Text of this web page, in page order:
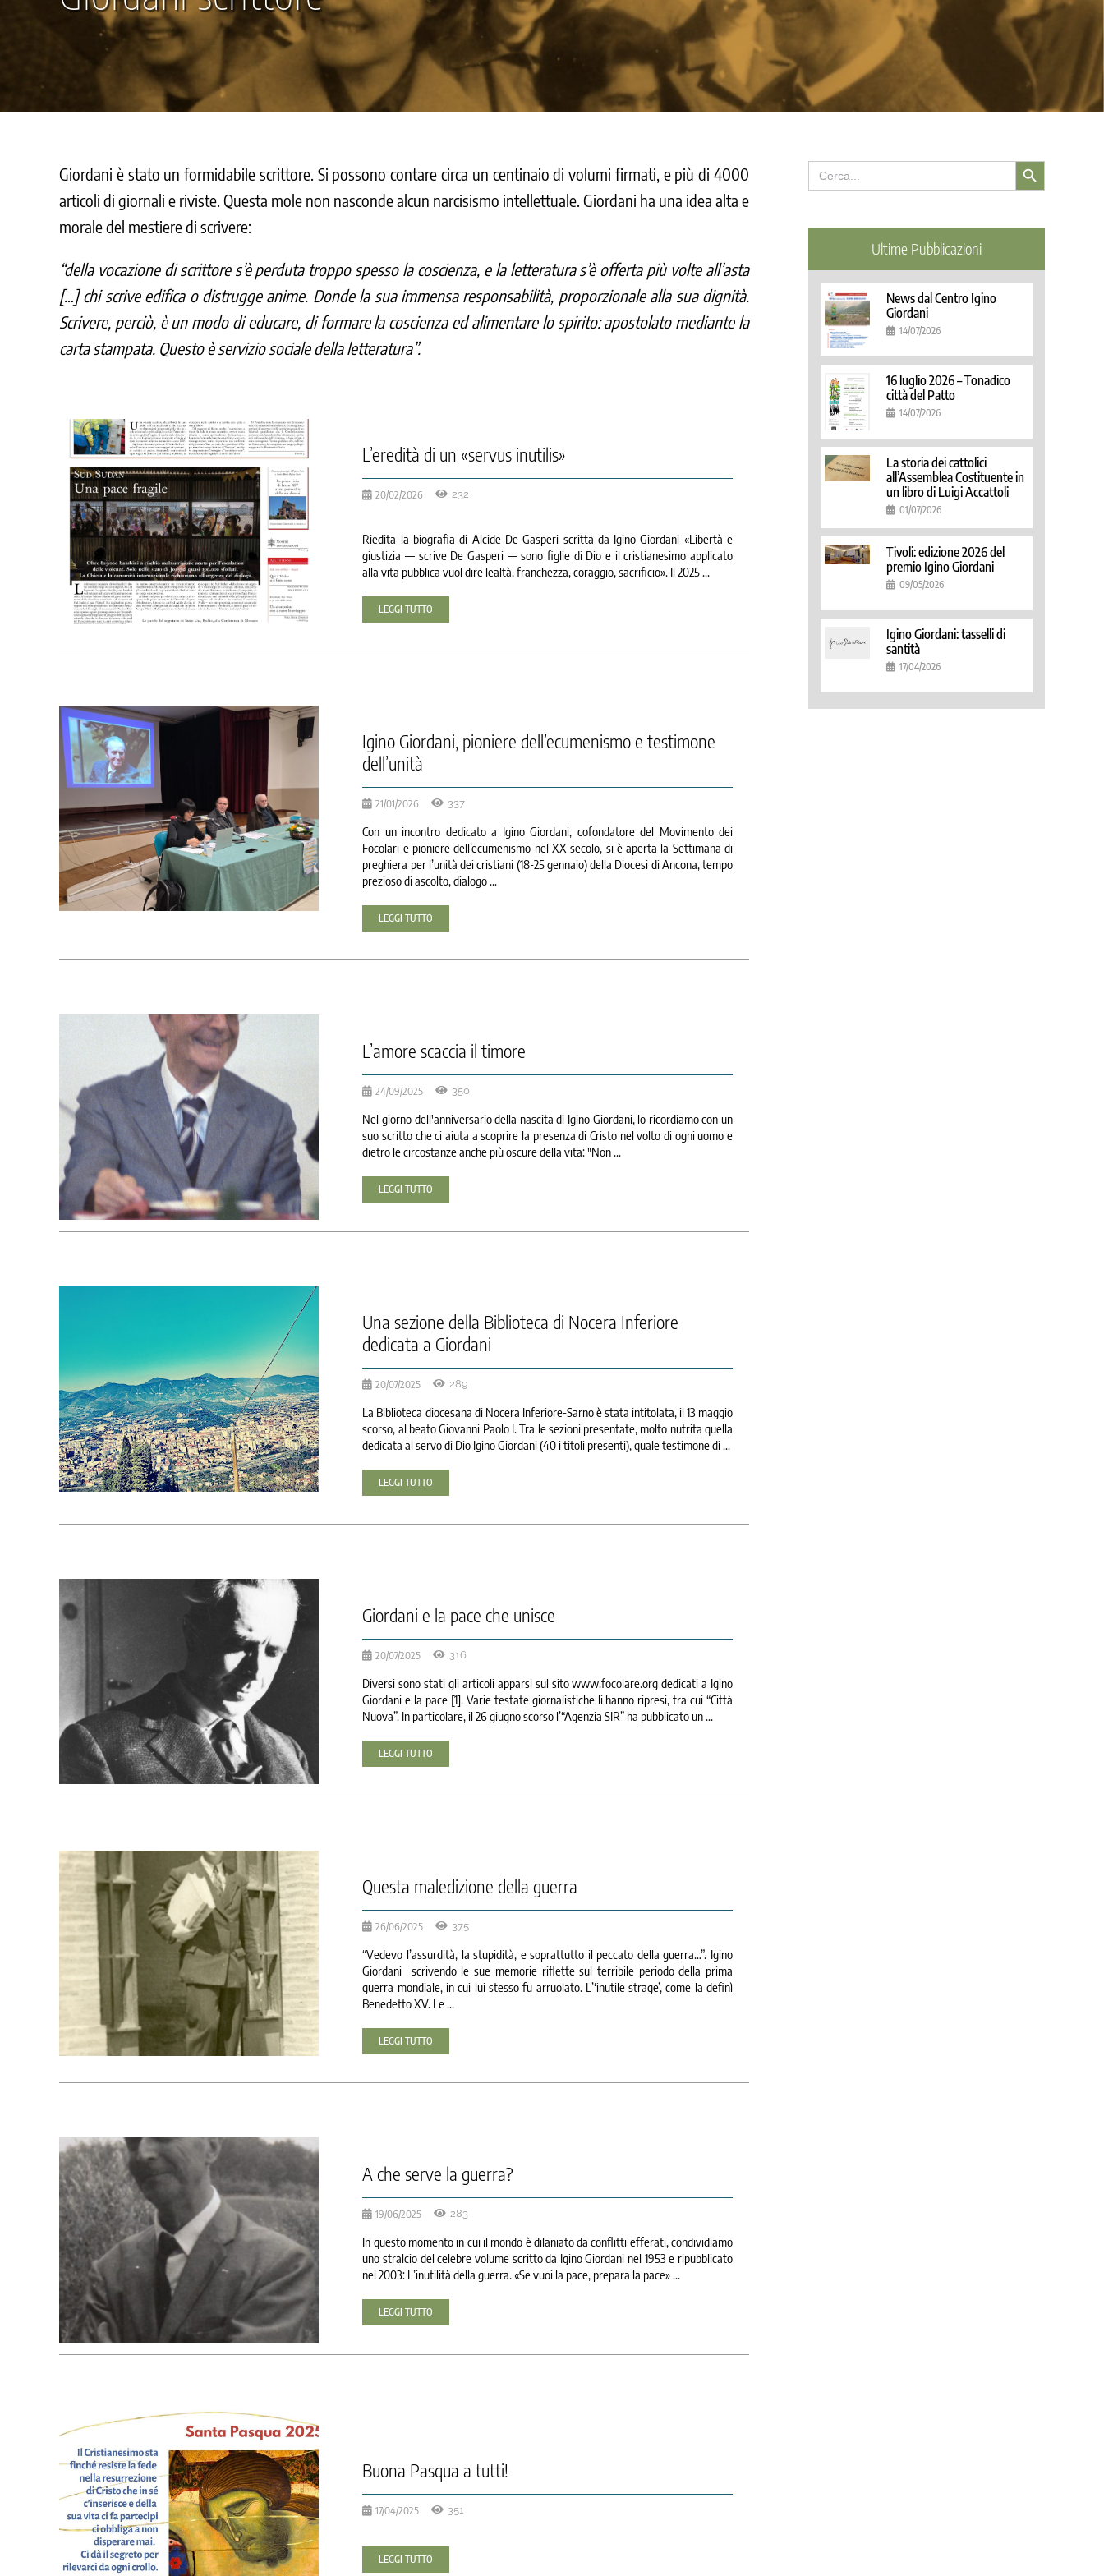
Giordani è stato un formidabile scrittore. Si possono contare circa un centinaio di volumi firmati, e più di 4000
articoli di giornali e riviste. Questa mole non nasconde alcun narcisismo intellettuale. Giordani ha una idea alta e
morale del mestiere di scrivere:
“della vocazione di scrittore s’è perduta troppo spesso la coscienza, e la letteratura s’è offerta più volte all’asta
[…] chi scrive edifica o distrugge anime. Donde la sua immensa responsabilità, proporzionale alla sua dignità.
Scrivere, perciò, è un modo di educare, di formare la coscienza ed alimentare lo spirito: apostolato mediante la
carta stampata. Questo è servizio sociale della letteratura”.
L’eredità di un «servus inutilis»
20/02/2026 232
Riedita la biografia di Alcide De Gasperi scritta da Igino Giordani «Libertà e
giustizia — scrive De Gasperi — sono figlie di Dio e il cristianesimo applicato
alla vita pubblica vuol dire lealtà, franchezza, coraggio, sacrificio». Il 2025 ...
LEGGI TUTTO
Igino Giordani, pioniere dell’ecumenismo e testimone
dell’unità
21/01/2026 337
Con un incontro dedicato a Igino Giordani, cofondatore del Movimento dei
Focolari e pioniere dell’ecumenismo nel XX secolo, si è aperta la Settimana di
preghiera per l’unità dei cristiani (18-25 gennaio) della Diocesi di Ancona, tempo
prezioso di ascolto, dialogo ...
LEGGI TUTTO
L’amore scaccia il timore
24/09/2025 350
Nel giorno dell'anniversario della nascita di Igino Giordani, lo ricordiamo con un
suo scritto che ci aiuta a scoprire la presenza di Cristo nel volto di ogni uomo e
dietro le circostanze anche più oscure della vita: "Non ...
LEGGI TUTTO
Una sezione della Biblioteca di Nocera Inferiore
dedicata a Giordani
20/07/2025 289
La Biblioteca diocesana di Nocera Inferiore-Sarno è stata intitolata, il 13 maggio
scorso, al beato Giovanni Paolo I. Tra le sezioni presentate, molto nutrita quella
dedicata al servo di Dio Igino Giordani (40 i titoli presenti), quale testimone di ...
LEGGI TUTTO
Giordani e la pace che unisce
20/07/2025 316
Diversi sono stati gli articoli apparsi sul sito www.focolare.org dedicati a Igino
Giordani e la pace [1]. Varie testate giornalistiche li hanno ripresi, tra cui “Città
Nuova”. In particolare, il 26 giugno scorso l’“Agenzia SIR” ha pubblicato un ...
LEGGI TUTTO
Questa maledi­zione della guerra
26/06/2025 375
“Vedevo l’assurdità, la stupidità, e soprattutto il peccato della guerra…”. Igino
Giordani scrivendo le sue memorie riflette sul terribile periodo della prima
guerra mondiale, in cui lui stesso fu arruolato. L’‘inutile strage’, come la definì
Benedetto XV. Le ...
LEGGI TUTTO
A che serve la guerra?
19/06/2025 283
In questo momento in cui il mondo è dilaniato da conflitti efferati, condividiamo
uno stralcio del celebre volume scritto da Igino Giordani nel 1953 e ripubblicato
nel 2003: L’inutilità della guerra. «Se vuoi la pace, prepara la pace» ...
LEGGI TUTTO
Buona Pasqua a tutti!
17/04/2025 351
LEGGI TUTTO
Search
for:
Search Button
Ultime Pubblicazioni
News dal Centro Igino
Giordani
14/07/2026
16 luglio 2026 – Tonadico
città del Patto
14/07/2026
La storia dei cattolici
all’Assemblea Costituente in
un libro di Luigi Accattoli
01/07/2026
Tivoli: edizione 2026 del
premio Igino Giordani
09/05/2026
Igino Giordani: tasselli di
santità
17/04/2026